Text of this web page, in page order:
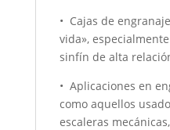
• Cajas de
vida»,
sinfín de alta
• Aplicaciones en
como aquellos
escaleras